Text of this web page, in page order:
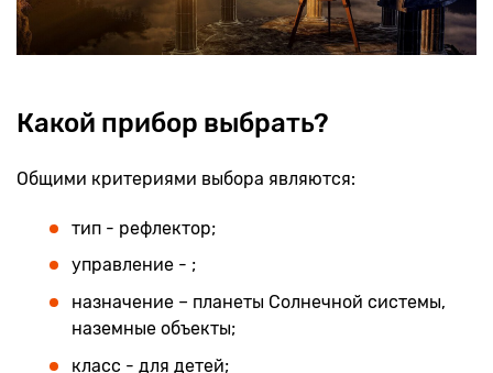
Какой прибор выбрать?
Общими критериями выбора являются:
тип - рефлектор;
управление - ;
назначение – планеты Солнечной системы,
наземные объекты;
класс - для детей;